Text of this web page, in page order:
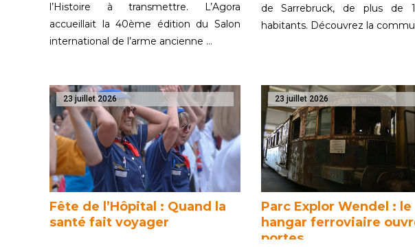
l’Histoire à transmettre. L’Agora
accueillait la 40ème édition du Salon
international de l’arme ancienne …
de Sarrebruck, de plus de
habitants. Découvrez la
23 juillet 2026
Fête de l’Hôpital : Quand la
santé fait voyager
23 juillet 2026
Parc Explor Wendel : le
hangar ferroviaire
portes